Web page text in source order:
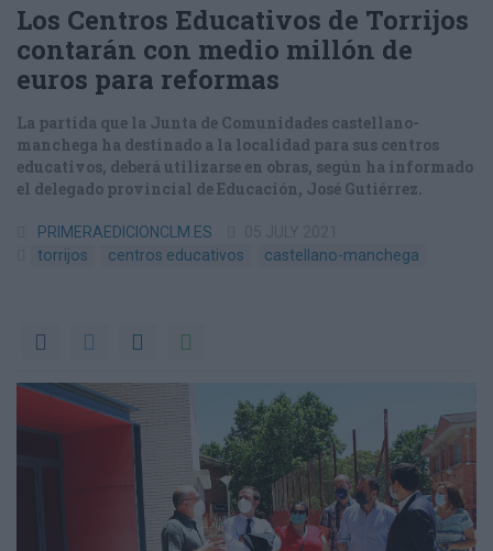
Los Centros Educativos de Torrijos
contarán con medio millón de
euros para reformas
La partida que la Junta de Comunidades castellano-
manchega ha destinado a la localidad para sus centros
educativos, deberá utilizarse en obras, según ha informado
el delegado provincial de Educación, José Gutiérrez.
PRIMERAEDICIONCLM.ES
torrijos
centros educativos castellano-manchega